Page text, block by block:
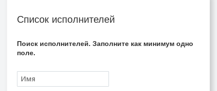
Список исполнителей
Поиск исполнителей. Заполните как минимум одно
поле.